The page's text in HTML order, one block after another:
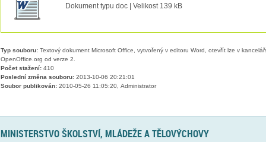
Dokument typu doc | Velikost 139 kB
Typ souboru:Textový dokument Microsoft Office, vytvořený v editoru Word, otevřít lze v
OpenOffice.org od verze 2.
Počet stažení:410
Poslední změna souboru:2013-10-06 20:21:01
Soubor publikován:2010-05-26 11:05:20, Administrator
MINISTERSTVO ŠKOLSTVÍ, MLÁDEŽE A TĚLOVÝCHOVY